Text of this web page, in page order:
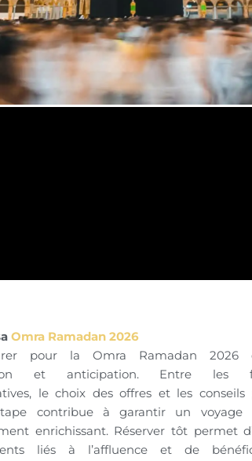
Omra Ramadan 2026
pour la Omra Ramadan 2026
et anticipation. Entre les
le choix des offres et les conseils
contribue à garantir un voyage
enrichissant. Réserver tôt permet
liés à l’affluence et de